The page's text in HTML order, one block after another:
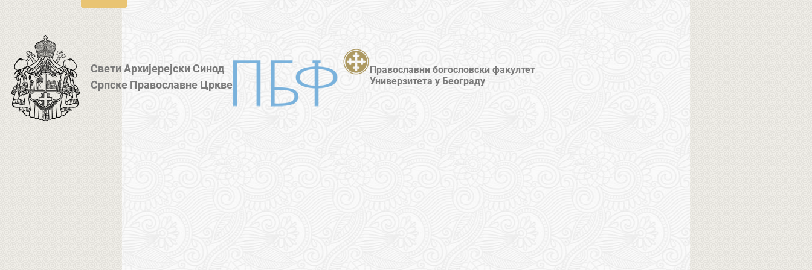
Свети Архијерејски Синод
Српске Православне Цркве
Православни богословски факултет
Универзитета у Београду